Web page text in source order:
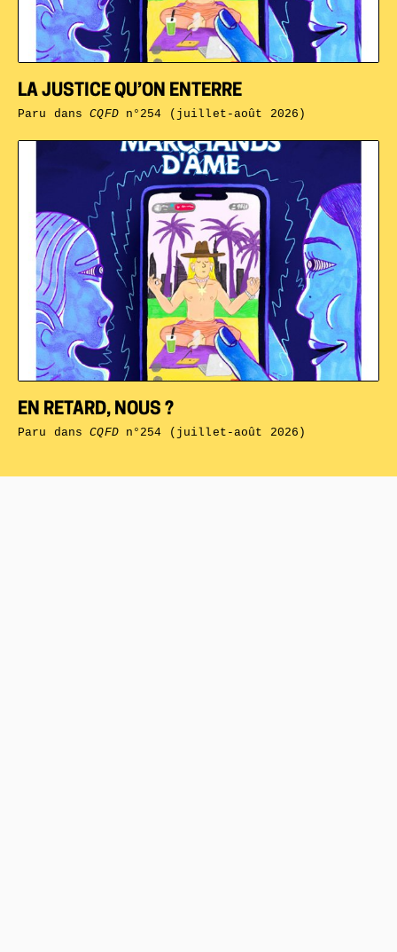
EN RETARD, NOUS ?
Paru dansCQFDn°254 (juillet-août 2026)
LA JUSTICE QU’ON ENTERRE
Paru dansCQFDn°254 (juillet-août 2026)